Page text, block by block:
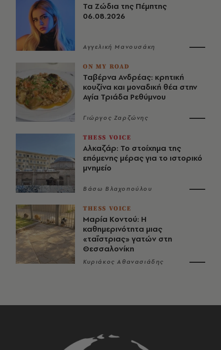
Τα Ζώδια της Πέμπτης
06.08.2026
Αγγελική Μανουσάκη
ON MY ROAD
Ταβέρνα Ανδρέας: κρητική
κουζίνα και μοναδική θέα στην
Αγία Τριάδα Ρεθύμνου
Γιώργος Ζαρζώνης
THESS VOICE
Αλκαζάρ: Το στοίχημα της
επόμενης μέρας για το ιστορικό
μνημείο
Βάσω Βλαχοπούλου
THESS VOICE
Μαρία Κοντού: Η
καθημερινότητα μιας
«ταΐστριας» γατών στη
Θεσσαλονίκη
Κυριάκος Αθανασιάδης